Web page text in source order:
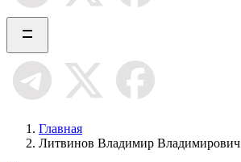
Главная
Литвинов Владимир Владимирович